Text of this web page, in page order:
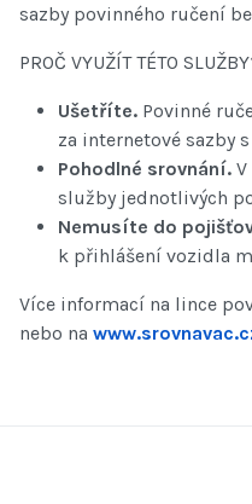
sazby povinného ručení
PROČ VYUŽÍT TÉTO
Ušetříte. Povinné
za internetové sazby
Pohodlné srovnání.
služby jednotlivých
Nemusíte do
k přihlášení vozidla
Více informací na lince
nebo na